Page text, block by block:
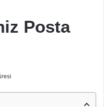
Posta